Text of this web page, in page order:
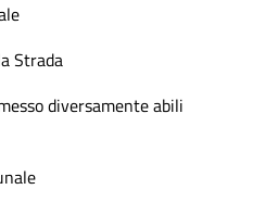
Strada
diversamente abili